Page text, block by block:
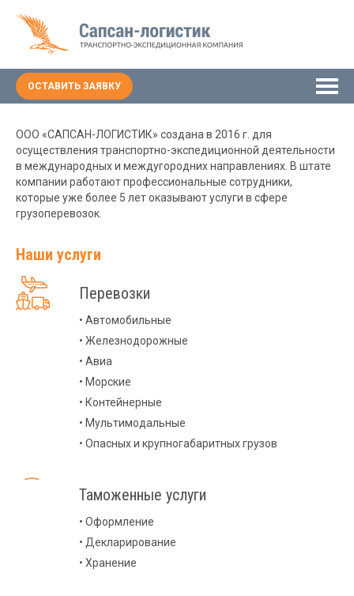
ОСТАВИТЬ ЗАЯВКУ
ООО «САПСАН-ЛОГИСТИК» создана в 2016 г. для
осуществления транспортно-экспедиционной деятельности
в международных и междугородних направлениях. В штате
компании работают профессиональные сотрудники,
которые уже более 5 лет оказывают услуги в сфере
грузоперевозок.
Наши услуги
Перевозки
• Автомобильные
• Железнодорожные
• Авиа
• Морские
• Контейнерные
• Мультимодальные
• Опасных и крупногабаритных грузов
Таможенные услуги
• Оформление
• Декларирование
• Хранение